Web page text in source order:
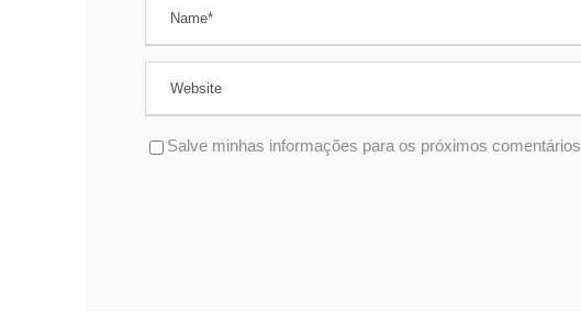
Salve minhas informações para os próximos comentários